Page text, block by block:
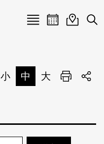
Menu
活動日曆活動地圖
展
小 中 大 列印